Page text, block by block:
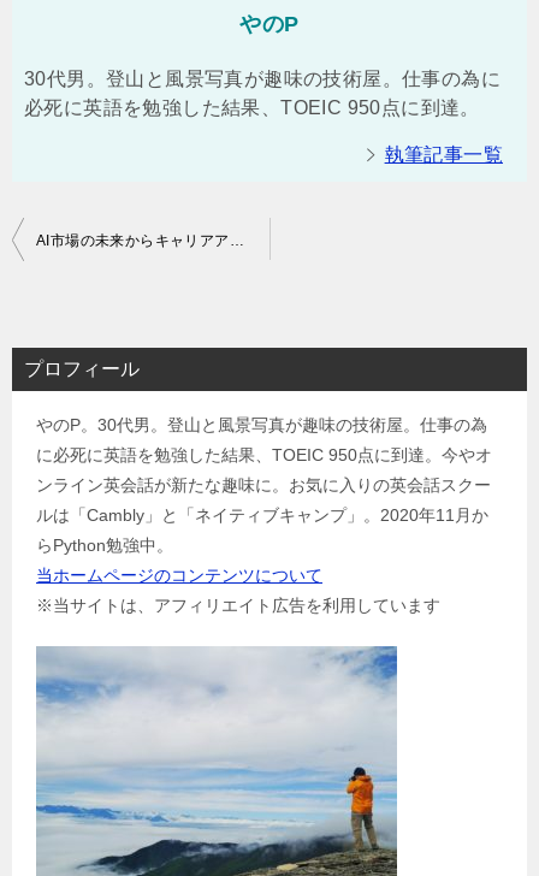
やのP
30代男。登山と風景写真が趣味の技術屋。仕事の為に
必死に英語を勉強した結果、TOEIC 950点に到達。
執筆記事一覧
投
ビ
ゲ
AI市場の未来からキャリアアップの方法を考える～今、就職・転職で必要なスキル・能力は何か？～
プロフィール
やのP。30代男。登山と風景写真が趣味の技術屋。仕事の為
に必死に英語を勉強した結果、TOEIC 950点に到達。今やオ
ンライン英会話が新たな趣味に。お気に入りの英会話スクー
ルは「Cambly」と「ネイティブキャンプ」。2020年11月か
らPython勉強中。
当ホームページのコンテンツについて
※当サイトは、アフィリエイト広告を利用しています